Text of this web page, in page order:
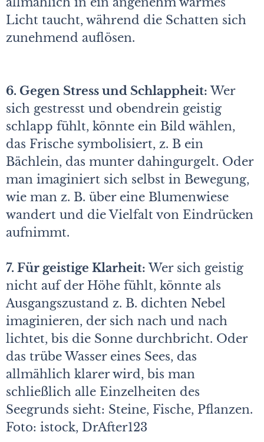
Licht taucht, während die Schatten sich
zunehmend auflösen.
6. Gegen Stress und Schlappheit:Wer
sich gestresst und obendrein geistig
schlapp fühlt, könnte ein Bild wählen,
das Frische symbolisiert, z. B ein
Bächlein, das munter dahingurgelt. Oder
man imaginiert sich selbst in Bewegung,
wie man z. B. über eine Blumenwiese
wandert und die Vielfalt von Eindrücken
aufnimmt.
7. Für geistige Klarheit:Wer sich geistig
nicht auf der Höhe fühlt, könnte als
Ausgangszustand z. B. dichten Nebel
imaginieren, der sich nach und nach
lichtet, bis die Sonne durchbricht. Oder
das trübe Wasser eines Sees, das
allmählich klarer wird, bis man
schließlich alle Einzelheiten des
Seegrunds sieht: Steine, Fische, Pflanzen.
Foto: istock, DrAfter123